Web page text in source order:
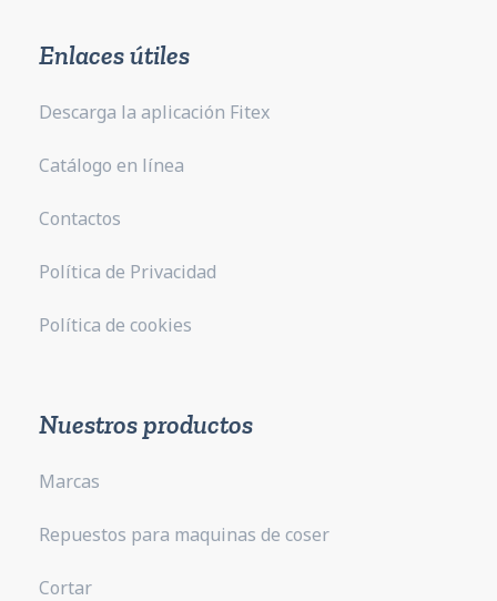
Enlaces útiles
Descarga la aplicación Fitex
Catálogo en línea
Contactos
Política de Privacidad
Política de cookies
Nuestros productos
Marcas
Repuestos para maquinas de coser
Cortar